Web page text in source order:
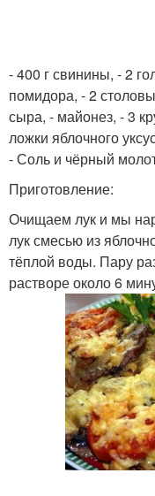
- 400 г свинины, - 2
помидора, - 2
сыра, - майонез, - 3
ложки яблочного
- Соль и чёрный
Приготовление:
Очищаем лук и мы
лук смесью из
тёплой воды. Пару
растворе около 6